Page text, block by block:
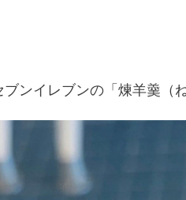
ンイレブンの「煉羊羹（